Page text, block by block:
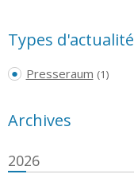
Types d'actualité
Presseraum (1)
Archives
2026